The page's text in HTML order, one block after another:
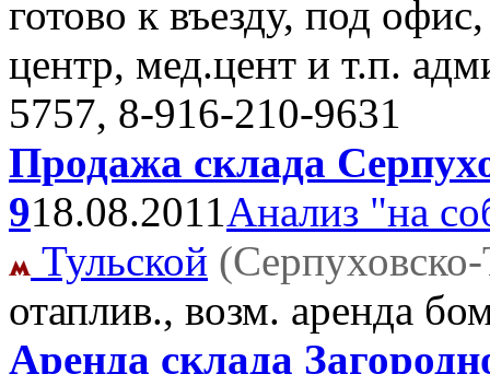
готово к въезду, под
центр, мед.цент и т.п.
5757, 8-916-210-9631
Продажа склада
918.08.2011Анализ "на
Тульской
отаплив., возм. аренда
Аренда склада